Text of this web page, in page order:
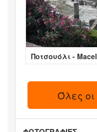
Ποτσουόλι -
Όλες